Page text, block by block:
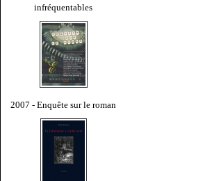
infréquentables
2007 - Enquête sur le roman